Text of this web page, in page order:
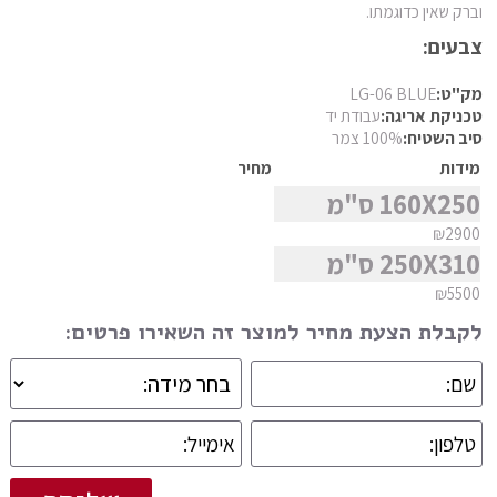
פרסי מוד
פרסי נהין
פרסי סנה
פרסי סראפי
פרסי קום משי
פרסי קלארדש
פרסי קשקאי
וברק שאין כדוגמתו.
צבעים:
מק"ט:LG-06 BLUE
טכניקת אריגה:עבודת יד
סיב השטיח:100% צמר
מידות
מחיר
160X250 ס"מ
₪2900
250X310 ס"מ
₪5500
לקבלת הצעת מחיר למוצר זה השאירו פרטים: